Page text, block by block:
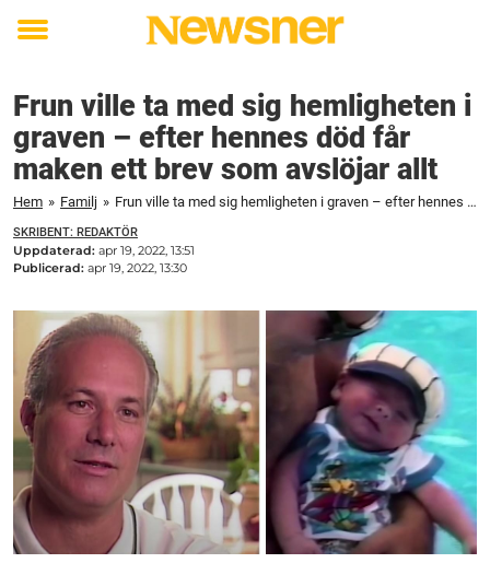
Toggle
Frun ville ta med sig hemligheten i
graven – efter hennes död får
maken ett brev som avslöjar allt
Hem » Familj » Frun ville ta med sig hemligheten i graven – efter hennes död får maken ett brev som avslöjar allt
SKRIBENT: REDAKTÖR
Uppdaterad: apr 19, 2022, 13:51
Publicerad: apr 19, 2022, 13:30